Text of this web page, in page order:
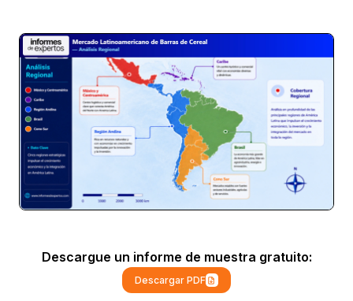
Descargue un informe de muestra gratuito:
Descargar PDF